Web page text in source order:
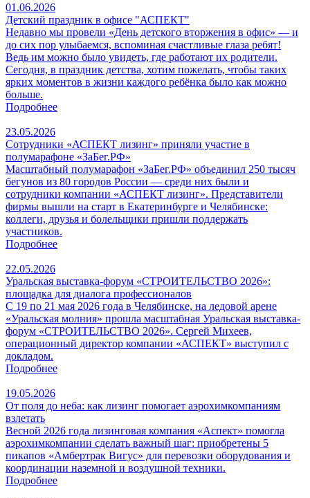
01.06.2026
Детский праздник в офисе "АСПЕКТ"
Недавно мы провели «День детского вторжения в офис» — и
до сих пор улыбаемся, вспоминая счастливые глаза ребят!
Ведь им можно было увидеть, где работают их родители.
Сегодня, в праздник детства, хотим пожелать, чтобы таких
ярких моментов в жизни каждого ребёнка было как можно
больше.
Подробнее
23.05.2026
Сотрудники «АСПЕКТ лизинг» приняли участие в
полумарафоне «ЗаБег.РФ»
Масштабный полумарафон «ЗаБег.РФ» объединил 250 тысяч
бегунов из 80 городов России — среди них были и
сотрудники компании «АСПЕКТ лизинг». Представители
фирмы вышли на старт в Екатеринбурге и Челябинске:
коллеги, друзья и болельщики пришли поддержать
участников.
Подробнее
22.05.2026
Уральская выставка-форум «СТРОИТЕЛЬСТВО 2026»:
площадка для диалога профессионалов
С 19 по 21 мая 2026 года в Челябинске, на ледовой арене
«Уральская молния» прошла масштабная Уральская выставка-
форум «СТРОИТЕЛЬСТВО 2026». Сергей Михеев,
операционный директор компании «АСПЕКТ» выступил с
докладом.
Подробнее
19.05.2026
От поля до неба: как лизинг помогает аэрохимкомпаниям
взлетать
Весной 2026 года лизинговая компания «Аспект» помогла
аэрохимкомпании сделать важный шаг: приобретены 5
пикапов «Амбертрак Вигус» для перевозки оборудования и
координации наземной и воздушной техники.
Подробнее